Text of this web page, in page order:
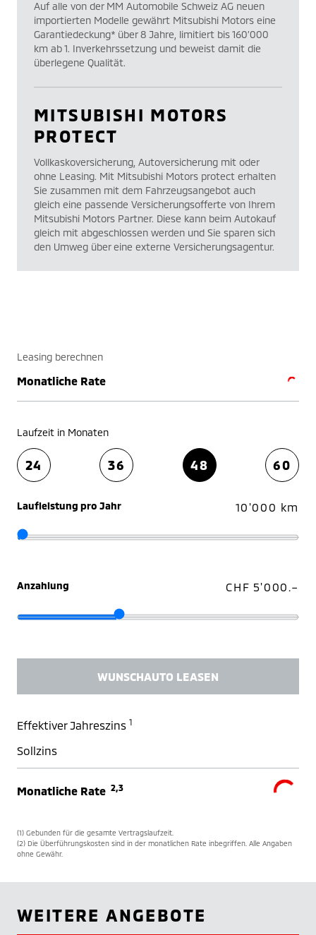
Auf alle von der MM Automobile Schweiz AG neuen
importierten Modelle gewährt Mitsubishi Motors eine
Garantiedeckung* über 8 Jahre, limitiert bis 160’000
km ab 1. Inverkehrssetzung und beweist damit die
überlegene Qualität.
MITSUBISHI MOTORS
PROTECT
Vollkaskoversicherung, Autoversicherung mit oder
ohne Leasing. Mit Mitsubishi Motors protect erhalten
Sie zusammen mit dem Fahrzeugsangebot auch
gleich eine passende Versicherungsofferte von Ihrem
Mitsubishi Motors Partner. Diese kann beim Autokauf
gleich mit abgeschlossen werden und Sie sparen sich
den Umweg über eine externe Versicherungsagentur.
Leasing berechnen
Monatliche Rate
Laufzeit in Monaten
24 36 48 60
Laufleistung pro Jahr 10'000 km
Anzahlung CHF 5'000.–
WUNSCHAUTO LEASEN
Effektiver Jahreszins 1
Sollzins
Monatliche Rate 2,3
(1) Gebunden für die gesamte Vertragslaufzeit.
(2) Die Überführungskosten sind in der monatlichen Rate inbegriffen. Alle Angaben
ohne Gewähr.
WEITERE ANGEBOTE